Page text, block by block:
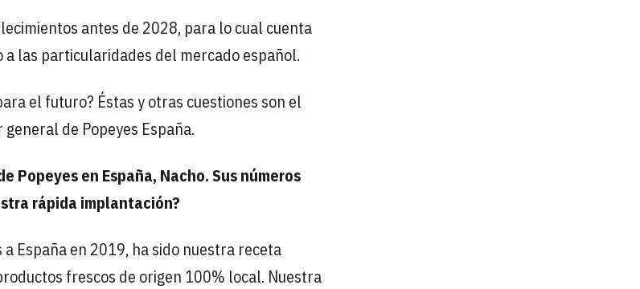
antes de 2028, para lo cual cuenta
a las particularidades del mercado español.
el futuro? Éstas y otras cuestiones son el
de Popeyes España.
Popeyes en España, Nacho. Sus números
rápida implantación?
España en 2019, ha sido nuestra receta
frescos de origen 100% local. Nuestra